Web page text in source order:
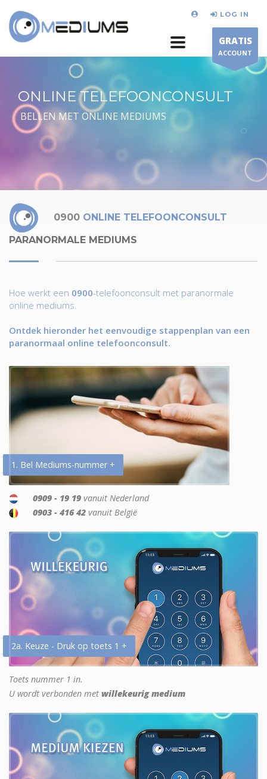
LOG IN
GRATIS
ACCOUNT
ONLINE TELEFOONCONSULT
BELLEN MET ONLINE MEDIUMS
0900 ONLINE TELEFOONCONSULT
PARANORMALE MEDIUMS
Hoe werkt een 0900-telefoonconsult met paranormale
online mediums.
Ontdek hieronder het eenvoudige stappenplan van een
paranormaal online telefoonconsult.
1. Bel Mediums-nummer +
0909 - 19 19 vanuit Nederland
0903 - 416 42 vanuit België
2a. Keuze - Druk op toets 1 +
Toets nummer 1 in.
U wordt verbonden met willekeurig medium